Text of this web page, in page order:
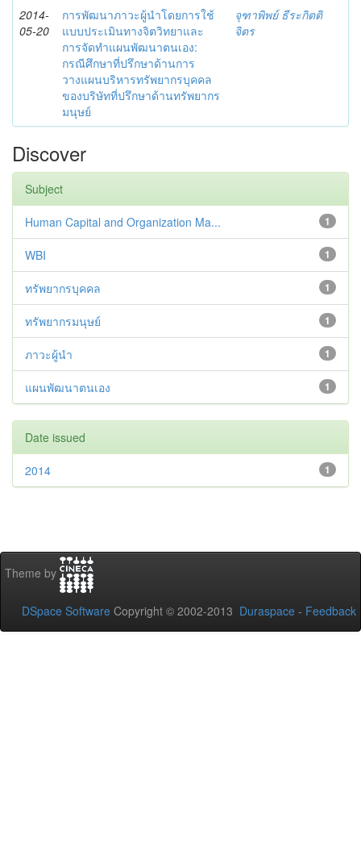
2014-
05-20
การพัฒนาภาวะผู้นำโดยการใช้
แบบประเมินทางจิตวิทยาและ
การจัดทำแผนพัฒนาตนเอง:
กรณีศึกษาที่ปรึกษาด้านการ
วางแผนบริหารทรัพยากรบุคคล
ของบริษัทที่ปรึกษาด้านทรัพยากร
มนุษย์
จุฑาพิพย์ ธีระกิตติ
จิตร
Discover
Subject
1
Human Capital and Organization Ma...
1
WBI
1
ทรัพยากรบุคคล
1
ทรัพยากรมนุษย์
1
ภาวะผู้นำ
1
แผนพัฒนาตนเอง
Date issued
1
2014
Theme by
DSpace Software Copyright © 2002-2013 Duraspace - Feedback